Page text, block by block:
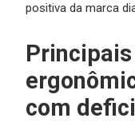
positiva da marca
com